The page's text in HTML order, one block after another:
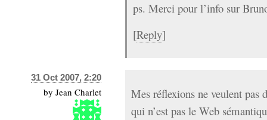
ps. Merci pour l’info sur
[Reply]
31 Oct 2007, 2:20
by Jean Charlet
Mes réflexions ne veulent pas
qui n’est pas le Web